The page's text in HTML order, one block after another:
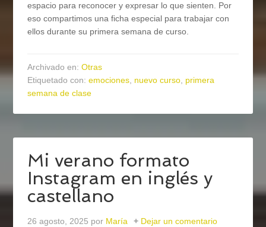
espacio para reconocer y expresar lo que sienten. Por
eso compartimos una ficha especial para trabajar con
ellos durante su primera semana de curso.
Archivado en:Otras
Etiquetado con:emociones, nuevo curso, primera
semana de clase
Mi verano formato
Instagram en inglés y
castellano
26 agosto, 2025 por María Dejar un comentario